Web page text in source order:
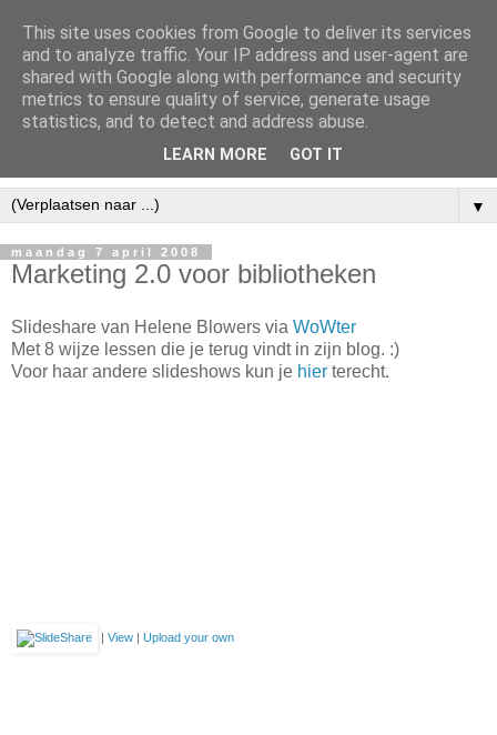
▼
maandag 7 april 2008
Marketing 2.0 voor bibliotheken
Slideshare van Helene Blowers via WoWter
Met 8 wijze lessen die je terug vindt in zijn blog. :)
Voor haar andere slideshows kun je hier terecht.
| View | Upload your own
This site uses cookies from Google to deliver its services
and to analyze traffic. Your IP address and user-agent are
shared with Google along with performance and security
metrics to ensure quality of service, generate usage
statistics, and to detect and address abuse.
LEARN MORE GOT IT